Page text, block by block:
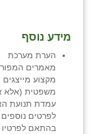
מידע נוסף
הערת מערכת
מאמרים
מקצוע
משפטית (אלא
עמדת תנועת
לפרטים
בהתאם לפרטיו